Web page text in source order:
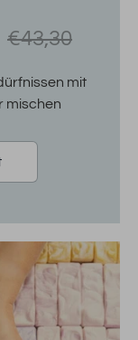
régulier
€43,30
mit
mischen